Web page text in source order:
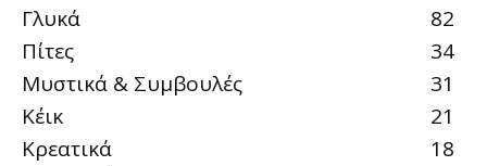
Γλυκά
82
Πίτες
34
Μυστικά & Συμβουλές
31
Κέικ
21
Κρεατικά
18